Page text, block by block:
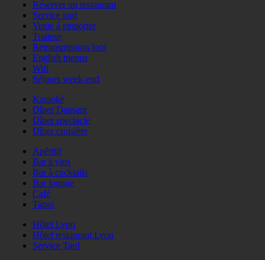
Réserver un restaurant
Service tard
Vente à emporter
Traiteur
Retransmission foot
English menus
Wifi
Séjours week-end
Karaoké
Dîner Dansant
Dîner spectacle
Dîner croisière
Apéritif
Bar à vins
Bar à cocktails
Bar lounge
Café
Tapas
Hôtel Lyon
Hôtel restaurant Lyon
Service Tard